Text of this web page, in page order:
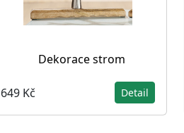
Dekorace strom
649 Kč Detail